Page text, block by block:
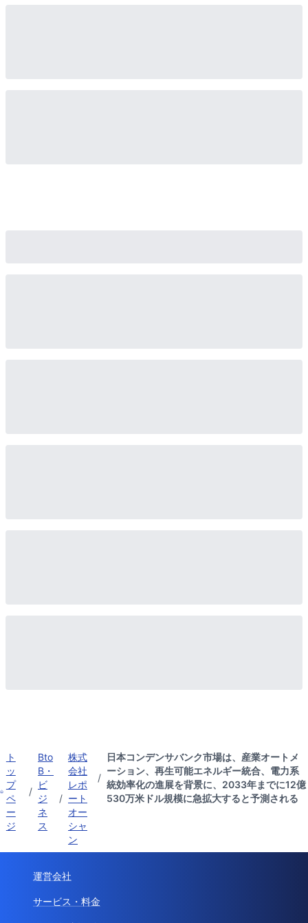
ト
ッ
プ
ペ
ー
ジ
/
Bto
B・
ビ
ジ
ネ
ス
/
株式
会社
レポ
ート
オー
シャ
ン
/
日本コンデンサバンク市場は、産業オートメ
ーション、再生可能エネルギー統合、電力系
統効率化の進展を背景に、2033年までに12億
530万米ドル規模に急拡大すると予測される
運営会社
サービス・料金